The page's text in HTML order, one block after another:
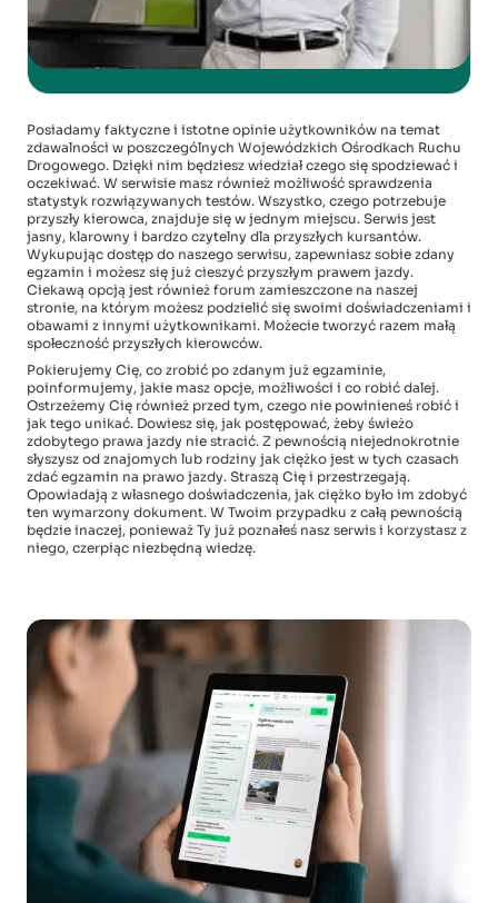
Posiadamy faktyczne i istotne opinie użytkowników na temat
zdawalności w poszczególnych Wojewódzkich Ośrodkach Ruchu
Drogowego. Dzięki nim będziesz wiedział czego się spodziewać i
oczekiwać. W serwisie masz również możliwość sprawdzenia
statystyk rozwiązywanych testów. Wszystko, czego potrzebuje
przyszły kierowca, znajduje się w jednym miejscu. Serwis jest
jasny, klarowny i bardzo czytelny dla przyszłych kursantów.
Wykupując dostęp do naszego serwisu, zapewniasz sobie zdany
egzamin i możesz się już cieszyć przyszłym prawem jazdy.
Ciekawą opcją jest również forum zamieszczone na naszej
stronie, na którym możesz podzielić się swoimi doświadczeniami i
obawami z innymi użytkownikami. Możecie tworzyć razem małą
społeczność przyszłych kierowców.
Pokierujemy Cię, co zrobić po zdanym już egzaminie,
poinformujemy, jakie masz opcje, możliwości i co robić dalej.
Ostrzeżemy Cię również przed tym, czego nie powinieneś robić i
jak tego unikać. Dowiesz się, jak postępować, żeby świeżo
zdobytego prawa jazdy nie stracić. Z pewnością niejednokrotnie
słyszysz od znajomych lub rodziny jak ciężko jest w tych czasach
zdać egzamin na prawo jazdy. Straszą Cię i przestrzegają.
Opowiadają z własnego doświadczenia, jak ciężko było im zdobyć
ten wymarzony dokument. W Twoim przypadku z całą pewnością
będzie inaczej, ponieważ Ty już poznałeś nasz serwis i korzystasz z
niego, czerpiąc niezbędną wiedzę.